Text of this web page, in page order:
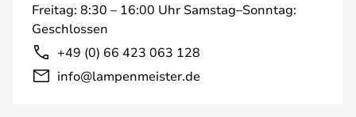
Freitag: 8:30 – 16:00 Uhr Samstag–Sonntag:
Geschlossen
+49 (0) 66 423 063 128
info@lampenmeister.de